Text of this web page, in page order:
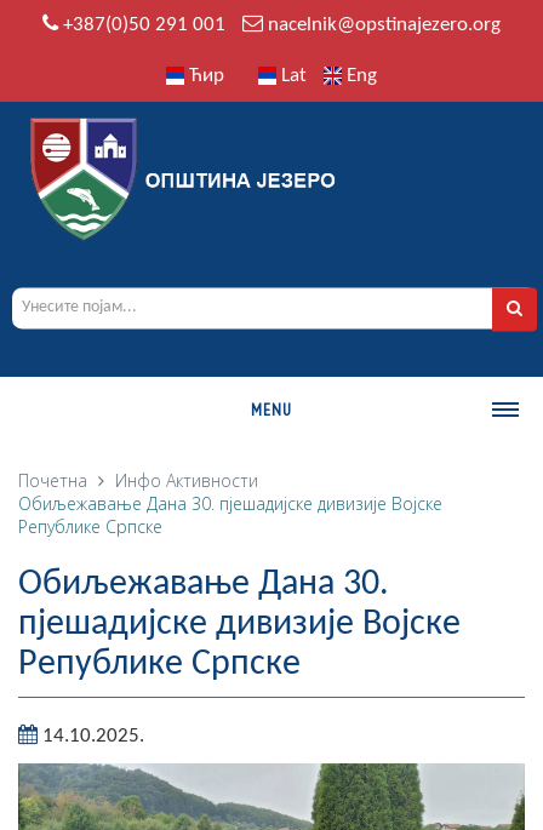
+387(0)50 291 001 nacelnik@opstinajezero.org
Ћир Lat Eng
MENU
О ОПШТИНИ
Историја
Географија
Насељена мјеста
Занимљивости
Фотогалерија
НАЧЕЛНИК
Почетна Инфо Активности
Обиљежавање Данa 30. пјешадијске дивизије Војске
Републике Српске
Обиљежавање Данa 30.
пјешадијске дивизије Војске
Републике Српске
14.10.2025.